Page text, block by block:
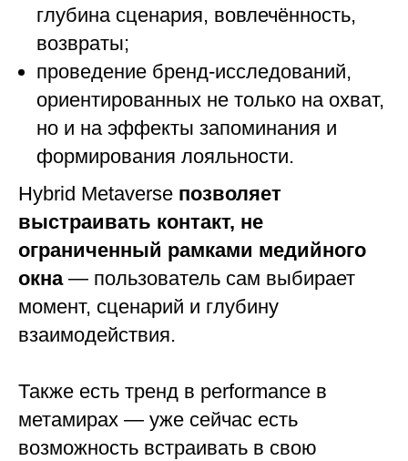
глубина сценария, вовлечённость,
возвраты;
проведение бренд-исследований,
ориентированных не только на охват,
но и на эффекты запоминания и
формирования лояльности.
Hybrid Metaverse позволяет
выстраивать контакт, не
ограниченный рамками медийного
окна— пользователь сам выбирает
момент, сценарий и глубину
взаимодействия.
Также есть тренд в performance в
метамирах — уже сейчас есть
возможность встраивать в свою